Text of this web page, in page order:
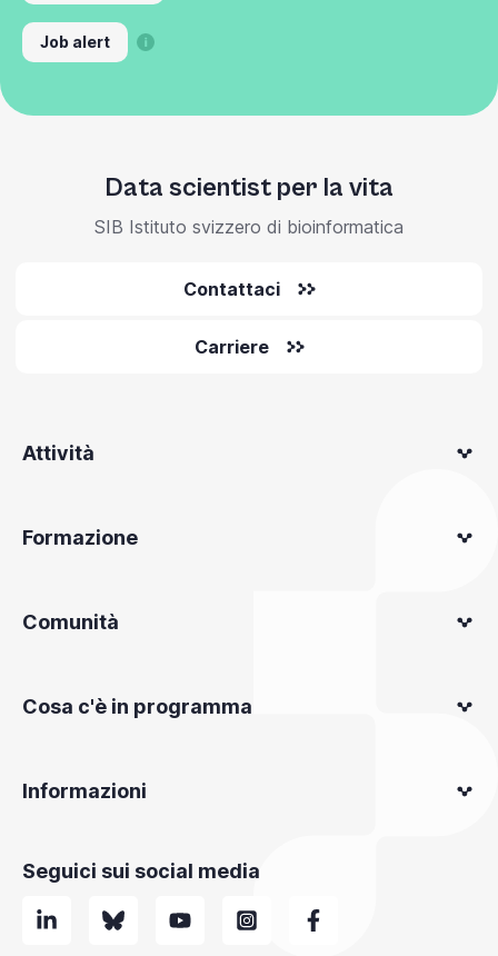
Job alert
Data scientist per la vita
SIB Istituto svizzero di bioinformatica
Contattaci
Carriere
Attività
Formazione
Comunità
Cosa c'è in programma
Informazioni
Seguici sui social media